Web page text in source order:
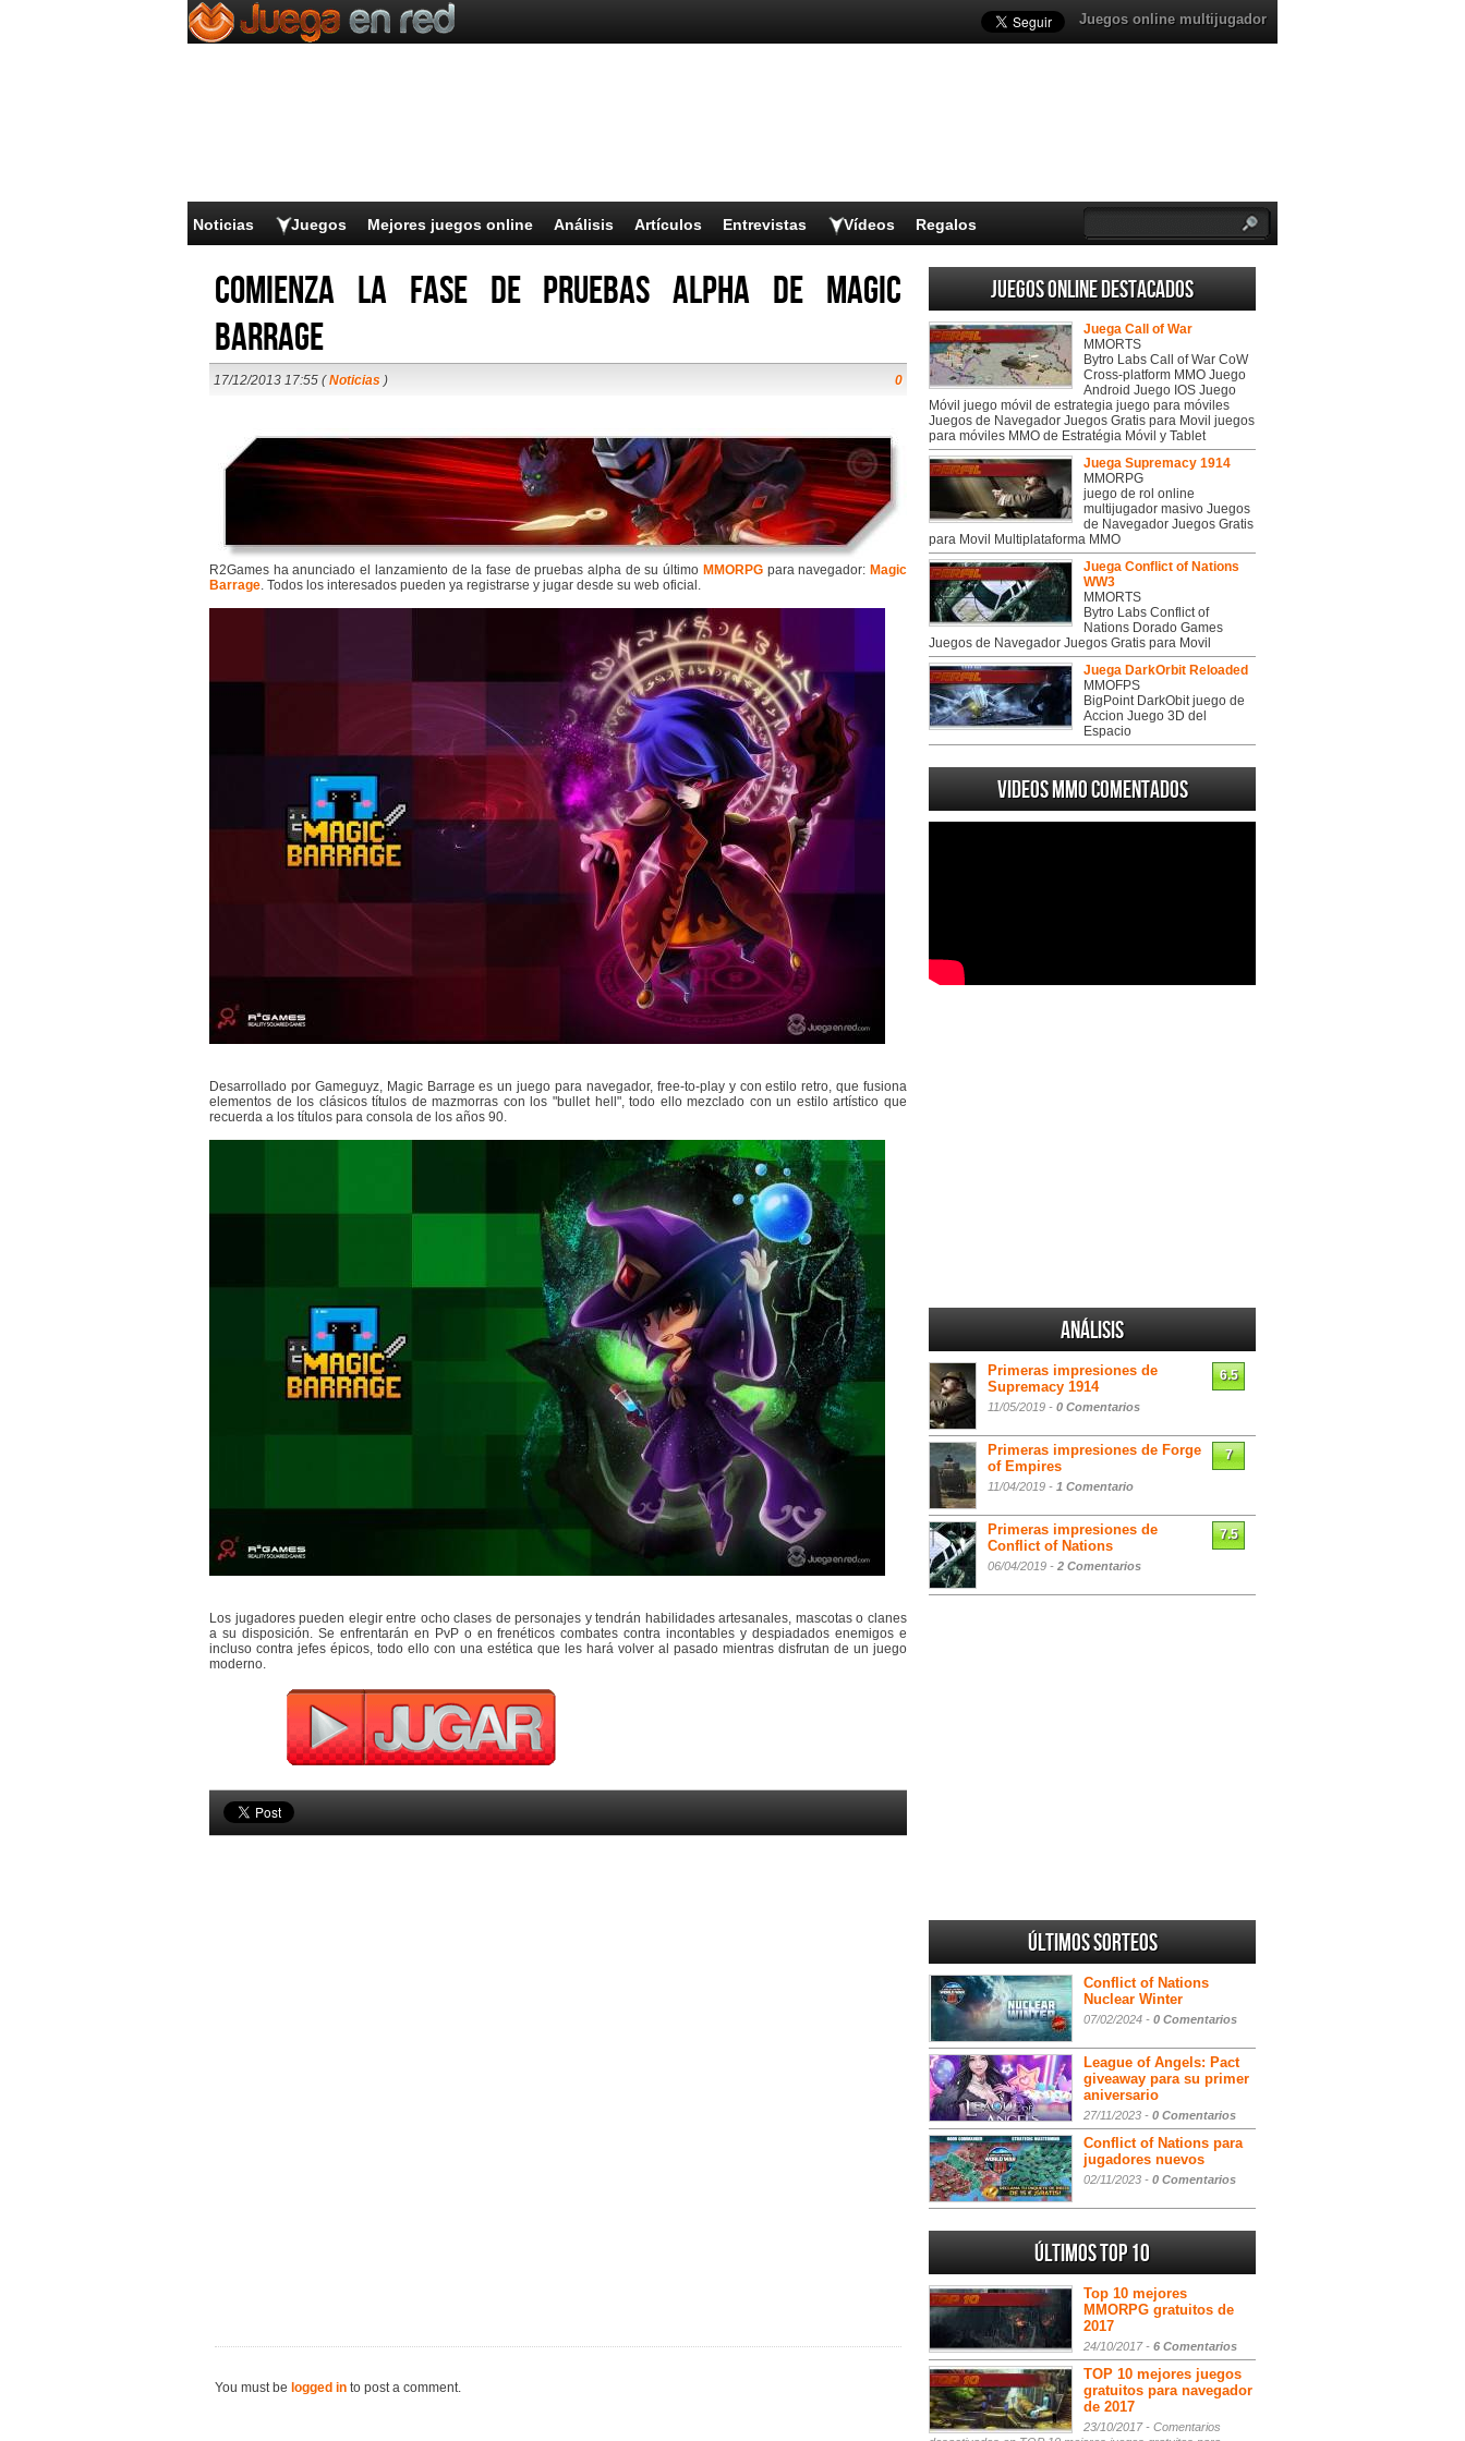
Juegos online multijugador
Noticias Juegos Mejores juegos online Análisis Artículos Entrevistas Vídeos Regalos
Comienza la fase de pruebas alpha de Magic
Barrage
17/12/2013 17:55 (Noticias ) 0
R2Games ha anunciado el lanzamiento de la fase de pruebas alpha de su último MMORPGpara navegador: Magic
Barrage. Todos los interesados pueden ya registrarse y jugar desde su web oficial.
Desarrollado por Gameguyz, Magic Barrage es un juego para navegador, free-to-play y con estilo retro, que fusiona
elementos de los clásicos títulos de mazmorras con los "bullet hell", todo ello mezclado con un estilo artístico que
recuerda a los títulos para consola de los años 90.
Los jugadores pueden elegir entre ocho clases de personajes y tendrán habilidades artesanales, mascotas o clanes
a su disposición. Se enfrentarán en PvP o en frenéticos combates contra incontables y despiadados enemigos e
incluso contra jefes épicos, todo ello con una estética que les hará volver al pasado mientras disfrutan de un juego
moderno.
You must be logged in to post a comment.
Juegos online destacados
Juega Call of War
MMORTS
Bytro Labs Call of War CoW
Cross-platform MMO Juego
Android Juego IOS Juego
Móvil juego móvil de estrategia juego para móviles
Juegos de Navegador Juegos Gratis para Movil juegos
para móviles MMO de Estratégia Móvil y Tablet
Juega Supremacy 1914
MMORPG
juego de rol online
multijugador masivo Juegos
de Navegador Juegos Gratis
para Movil Multiplataforma MMO
Juega Conflict of Nations
WW3
MMORTS
Bytro Labs Conflict of
Nations Dorado Games
Juegos de Navegador Juegos Gratis para Movil
Juega DarkOrbit Reloaded
MMOFPS
BigPoint DarkObit juego de
Accion Juego 3D del
Espacio
Videos MMO Comentados
Análisis
Primeras impresiones de
Supremacy 1914
11/05/2019 - 0 Comentarios
6.5
Primeras impresiones de Forge
of Empires
11/04/2019 - 1 Comentario
7
Primeras impresiones de
Conflict of Nations
06/04/2019 - 2 Comentarios
7.5
Últimos sorteos
Conflict of Nations
Nuclear Winter
07/02/2024 - 0 Comentarios
League of Angels: Pact
giveaway para su primer
aniversario
27/11/2023 - 0 Comentarios
Conflict of Nations para
jugadores nuevos
02/11/2023 - 0 Comentarios
Últimos Top 10
Top 10 mejores
MMORPG gratuitos de
2017
24/10/2017 - 6 Comentarios
TOP 10 mejores juegos
gratuitos para navegador
de 2017
23/10/2017 - Comentarios